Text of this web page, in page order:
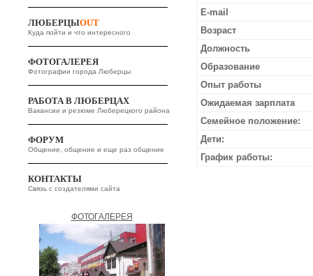
ЛЮБЕРЦЫOUT
Куда пойти и что интересного
ФОТОГАЛЕРЕЯ
Фотографии города Люберцы
РАБОТА В ЛЮБЕРЦАХ
Вакансии и резюме Люберецкого района
ФОРУМ
Общение, общение и еще раз общение
КОНТАКТЫ
Связь с создателями сайта
ФОТОГАЛЕРЕЯ
E-mail
Возраст
Должность
Образование
Опыт работы
Ожидаемая зарплата
Семейное положение:
Дети:
График работы: